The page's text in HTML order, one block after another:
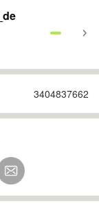
3404837662